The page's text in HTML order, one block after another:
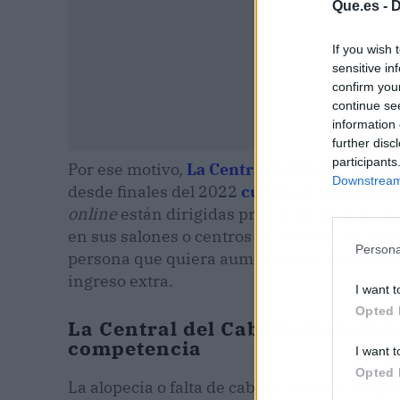
Que.es -
If you wish
sensitive
confirm
continue
information
further
I want
Opted
I want
Opted
Por ese motivo, La Central del Cabell
desde finales del 2022 cursos de
online están dirigidas principalmente a
en sus salones o centros de belleza. Sin
persona que quiera aumentar sus
ingreso extra.
La Central del Cabell ofrece
competencia
La alopecia o falta de cabello afecta a un